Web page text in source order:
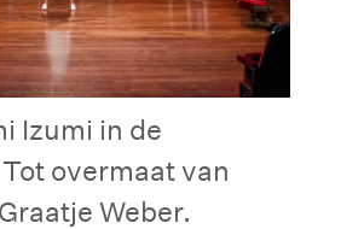
Izumi in de
overmaat van
Weber.